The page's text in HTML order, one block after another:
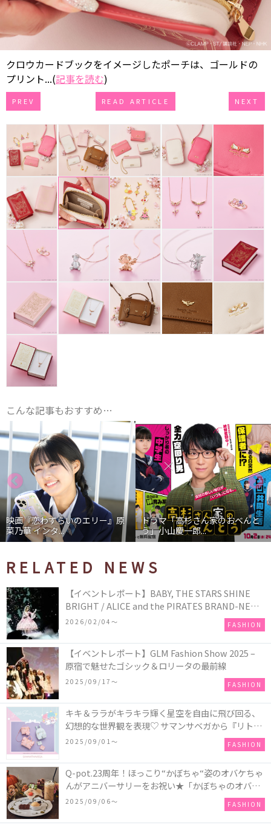
クロウカードブックをイメージしたポーチは、ゴールドの
プリント...(記事を読む)
PREV READ ARTICLE NEXT
こんな記事もおすすめ…
映画『恋わずらいのエリー』原
菜乃華 インタ...
ドラマ「高杉さん家のおべんと
う」小山慶一郎...
RELATED NEWS
【イベントレポート】BABY, THE STARS SHINE
BRIGHT / ALICE and the PIRATES BRAND-NEW
COLLECTION in TOKYO
2026/02/04〜 FASHION
【イベントレポート】GLM Fashion Show 2025 –
原宿で魅せたゴシック＆ロリータの最前線
2025/09/17〜 FASHION
キキ＆ララがキラキラ輝く星空を自由に飛び回る、
幻想的な世界観を表現♡ サマンサベガから『リトル
ツインスターズ』50周年アニバーサリーイヤー』を
2025/09/01〜 FASHION
Q-pot.23周年！ほっこり“かぼちゃ“姿のオバケちゃ
んがアニバーサリーをお祝い★「かぼちゃのオバケ
ーキアクセサリー」が新発売！Q-pot CAFE.では
「かぼちゃのオバケーキプレート」も登場
2025/09/06〜 FASHION